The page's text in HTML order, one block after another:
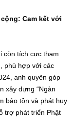
Cam kết với
còn tích cực tham
phù hợp với các
anh quyên góp
xây dựng “Ngàn
bảo tồn và phát huy
trợ phát triển Phật